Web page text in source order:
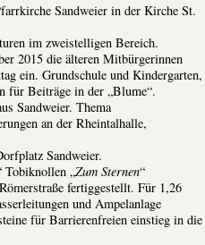
Sandweier in der Kirche St.
im zweistelligen Bereich.
2015 die älteren Mitbürgerinnen
ein. Grundschule und Kindergarten,
für Beiträge in der „Blume“.
Sandweier. Thema
an der Rheintalhalle,
Sandweier.
Tobiknollen „Zum Sternen“
fertiggestellt. Für 1,26
und Ampelanlage
für Barrierenfreien einstieg in die